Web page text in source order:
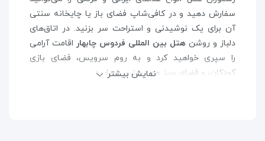
سفارش دهید و در کافی‌شاپ فضای باز یا چایخانه سنتی
آن برای یک نوشیدنی و استراحت سر بزنید. در اتاق‌های
دلباز و روشن هتل بین المللی فردوس چابهار اقامت آرامی
را سپری خواهید کرد و به روم سرویس، فضای بازی
کودکان، و فضای سبز هم دسترسی دارید.
نمایش بیشتر